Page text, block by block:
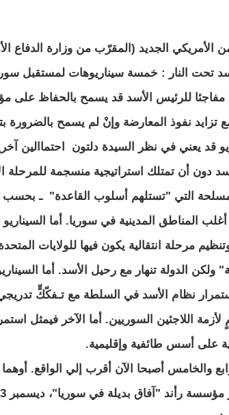
أصدر مركزُ الأمن الأمريكي الجديد (المقرّب من وزارة
تحت النار : خمسة سيناريوهات لمستقبل
مفاجئا للرئيس الأسد قد يسمح بالحفاظ على
نفوذ المعارضة وإنْ لم يسمح بالضرورة
قد يعني في نظر السيدة دلتون احتماالين
دون أن تمتلك استراتيجية منسجمة للمرحلة
التي "تستلهم أسلوب القاعدة" ـ بحسب
المناطق المدينية في سوريا. أما السيناريو
مرحلة انتقالية يكون فيها للولايات
ولكن الدولة تنهار مع رحيل الأسد. أما
نظام الأسد في السلطة مع تـفكّكٍّ
اللاجئين السوريين. أما الآخر فيمثل
على أسس طائفية وإقليمية.
والخامس أصبحا الآن أقرب إلي الواقع. أوهما